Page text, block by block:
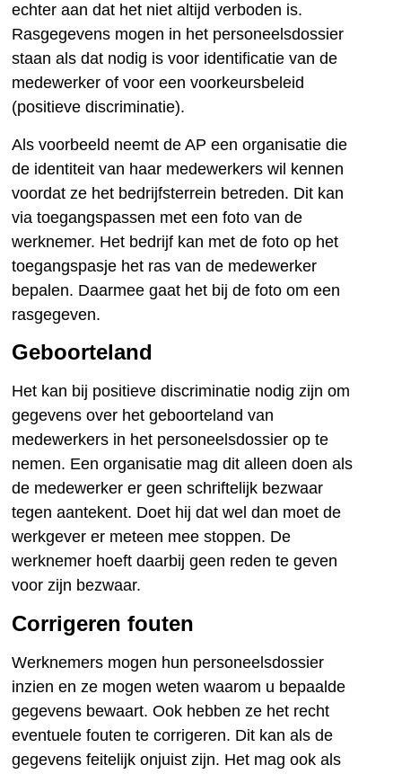
echter aan dat het niet altijd verboden is.
Rasgegevens mogen in het personeelsdossier
staan als dat nodig is voor identificatie van de
medewerker of voor een voorkeursbeleid
(positieve discriminatie).
Als voorbeeld neemt de AP een organisatie die
de identiteit van haar medewerkers wil kennen
voordat ze het bedrijfsterrein betreden. Dit kan
via toegangspassen met een foto van de
werknemer. Het bedrijf kan met de foto op het
toegangspasje het ras van de medewerker
bepalen. Daarmee gaat het bij de foto om een
rasgegeven.
Geboorteland
Het kan bij positieve discriminatie nodig zijn om
gegevens over het geboorteland van
medewerkers in het personeelsdossier op te
nemen. Een organisatie mag dit alleen doen als
de medewerker er geen schriftelijk bezwaar
tegen aantekent. Doet hij dat wel dan moet de
werkgever er meteen mee stoppen. De
werknemer hoeft daarbij geen reden te geven
voor zijn bezwaar.
Corrigeren fouten
Werknemers mogen hun personeelsdossier
inzien en ze mogen weten waarom u bepaalde
gegevens bewaart. Ook hebben ze het recht
eventuele fouten te corrigeren. Dit kan als de
gegevens feitelijk onjuist zijn. Het mag ook als